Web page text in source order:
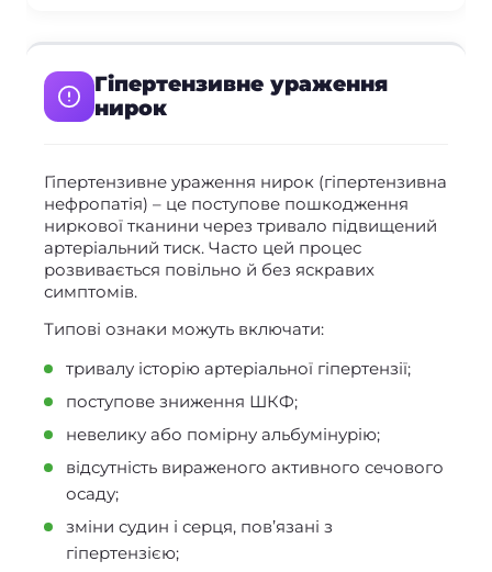
Гіпертензивне ураження
нирок
Гіпертензивне ураження нирок (гіпертензивна
нефропатія) – це поступове пошкодження
ниркової тканини через тривало підвищений
артеріальний тиск. Часто цей процес
розвивається повільно й без яскравих
симптомів.
Типові ознаки можуть включати:
тривалу історію артеріальної гіпертензії;
поступове зниження ШКФ;
невелику або помірну альбумінурію;
відсутність вираженого активного сечового
осаду;
зміни судин і серця, пов’язані з
гіпертензією;